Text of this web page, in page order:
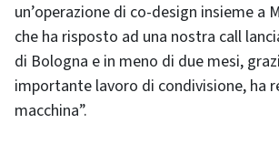
un’operazione di co-design insieme a
che ha risposto ad una nostra call
di Bologna e in meno di due mesi,
importante lavoro di condivisione, ha
macchina”.